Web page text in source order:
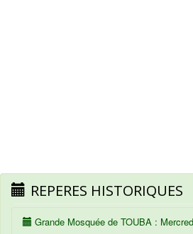
REPERES HISTORIQUES
Grande Mosquée de TOUBA :